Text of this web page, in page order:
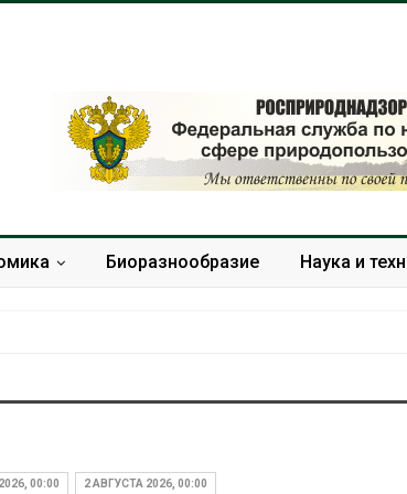
Биоразнообразие Наука и
00:00 2 АВГУСТА 2026, 00:00
разлива
после пожара